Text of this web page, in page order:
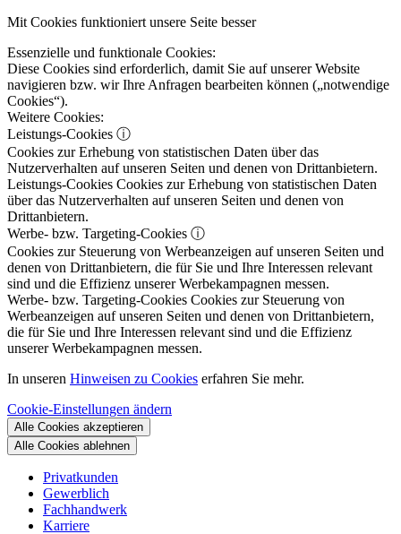
Mit Cookies funktioniert unsere Seite besser
Essenzielle und funktionale Cookies:
Diese Cookies sind erforderlich, damit Sie auf unserer Website
navigieren bzw. wir Ihre Anfragen bearbeiten können („notwendige
Cookies“).
Weitere Cookies:
Leistungs-Cookies ⓘ
Cookies zur Erhebung von statistischen Daten über das
Nutzerverhalten auf unseren Seiten und denen von Drittanbietern.
Leistungs-Cookies Cookies zur Erhebung von statistischen Daten
über das Nutzerverhalten auf unseren Seiten und denen von
Drittanbietern.
Werbe- bzw. Targeting-Cookies ⓘ
Cookies zur Steuerung von Werbeanzeigen auf unseren Seiten und
denen von Drittanbietern, die für Sie und Ihre Interessen relevant
sind und die Effizienz unserer Werbekampagnen messen.
Werbe- bzw. Targeting-Cookies Cookies zur Steuerung von
Werbeanzeigen auf unseren Seiten und denen von Drittanbietern,
die für Sie und Ihre Interessen relevant sind und die Effizienz
unserer Werbekampagnen messen.
In unseren Hinweisen zu Cookies erfahren Sie mehr.
Cookie-Einstellungen ändern
Alle Cookies akzeptieren
Alle Cookies ablehnen
Privatkunden
Gewerblich
Fachhandwerk
Karriere